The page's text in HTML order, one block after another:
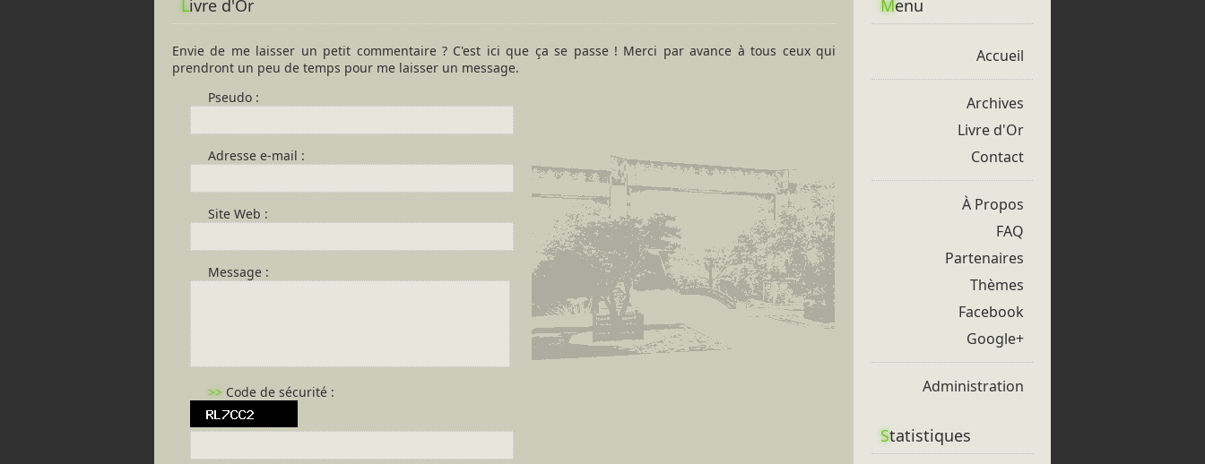
Menu
Accueil
Archives
Livre d'Or
Contact
À Propos
FAQ
Partenaires
Thèmes
Facebook
Google+
Administration
Statistiques
Livre d'Or
Envie de me laisser un petit commentaire ? C'est ici que ça se passe ! Merci par avance à tous ceux qui
prendront un peu de temps pour me laisser un message.
Pseudo :
Adresse e-mail :
Site Web :
Message :
>> Code de sécurité :